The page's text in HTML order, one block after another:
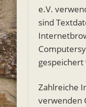
e.V.
sind
Zahlreiche
verwenden